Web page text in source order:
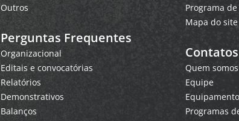
Outros
Perguntas Frequentes
Organizacional
Editais e convocatórias
Relatórios
Demonstrativos
Balanços
Programa
Mapa do site
Contatos
Quem somos
Equipe
Programas